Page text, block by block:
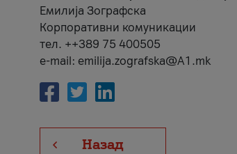
Емилија Зографска
Корпоративни комуникации
тел. ++389 75 400505
e-mail: emilija.zografska@A1.mk
Назад